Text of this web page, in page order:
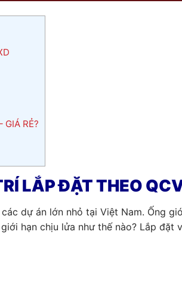
GIÁ RẺ?
LẮP ĐẶT THEO
dự án lớn nhỏ tại Việt Nam. Ống
hạn chịu lửa như thế nào? Lắp đặt